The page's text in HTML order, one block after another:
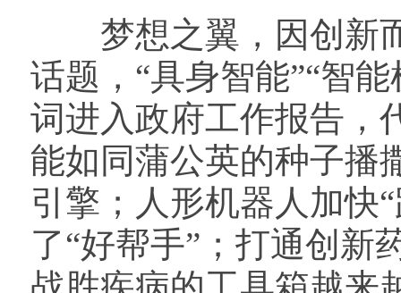
梦想之翼，因创新而
话题，“具身智能”“智
词进入政府工作报告，
能如同蒲公英的种子播
引擎；人形机器人加快
了“好帮手”；打通创新